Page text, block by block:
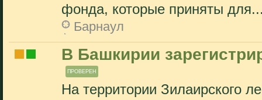
фонда, которые приняты
Барнаул
В Башкирии
ПРОВЕРЕН
На территории Зилаирского